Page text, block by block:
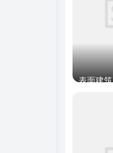
表面建筑